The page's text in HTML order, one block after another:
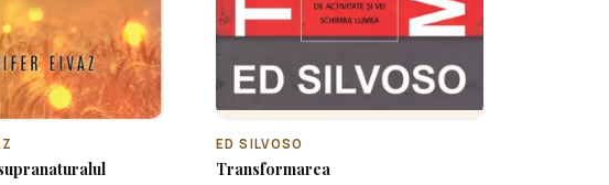
ED SILVOSO
Transformarea